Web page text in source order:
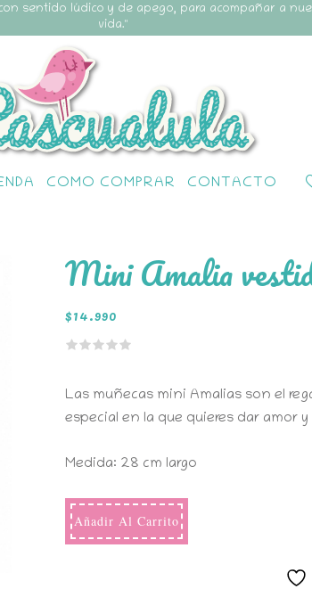
sentido lúdico y de apego, para acompañar a
vida."
COMO COMPRAR CONTACTO
Mini Amalia
$14.990
Las muñecas mini Amalias son el
especial en la que quieres dar amor y
Medida: 28 cm largo
Añadir Al Carrito